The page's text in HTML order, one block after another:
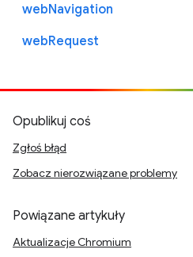
webNavigation
webRequest
Opublikuj coś
Zgłoś błąd
Zobacz nierozwiązane problemy
Powiązane artykuły
Aktualizacje Chromium